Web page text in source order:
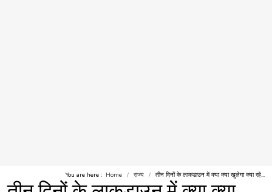
You are here : Home राज्य तीन दिनों के लाकडाउन में क्या क्या खुलेगा क्या रहे...